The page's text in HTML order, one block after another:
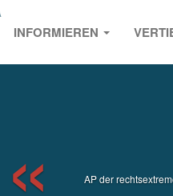
INFORMIEREN
AP der